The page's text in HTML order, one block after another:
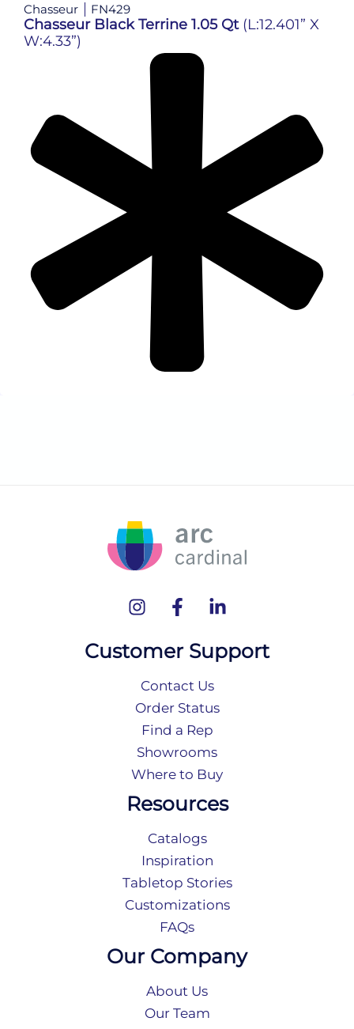
Chasseur FN429
Chasseur Black Terrine 1.05 Qt (L:12.401” X
W:4.33”)
Customer Support
Contact Us
Order Status
Find a Rep
Showrooms
Where to Buy
Resources
Catalogs
Inspiration
Tabletop Stories
Customizations
FAQs
Our Company
About Us
Our Team